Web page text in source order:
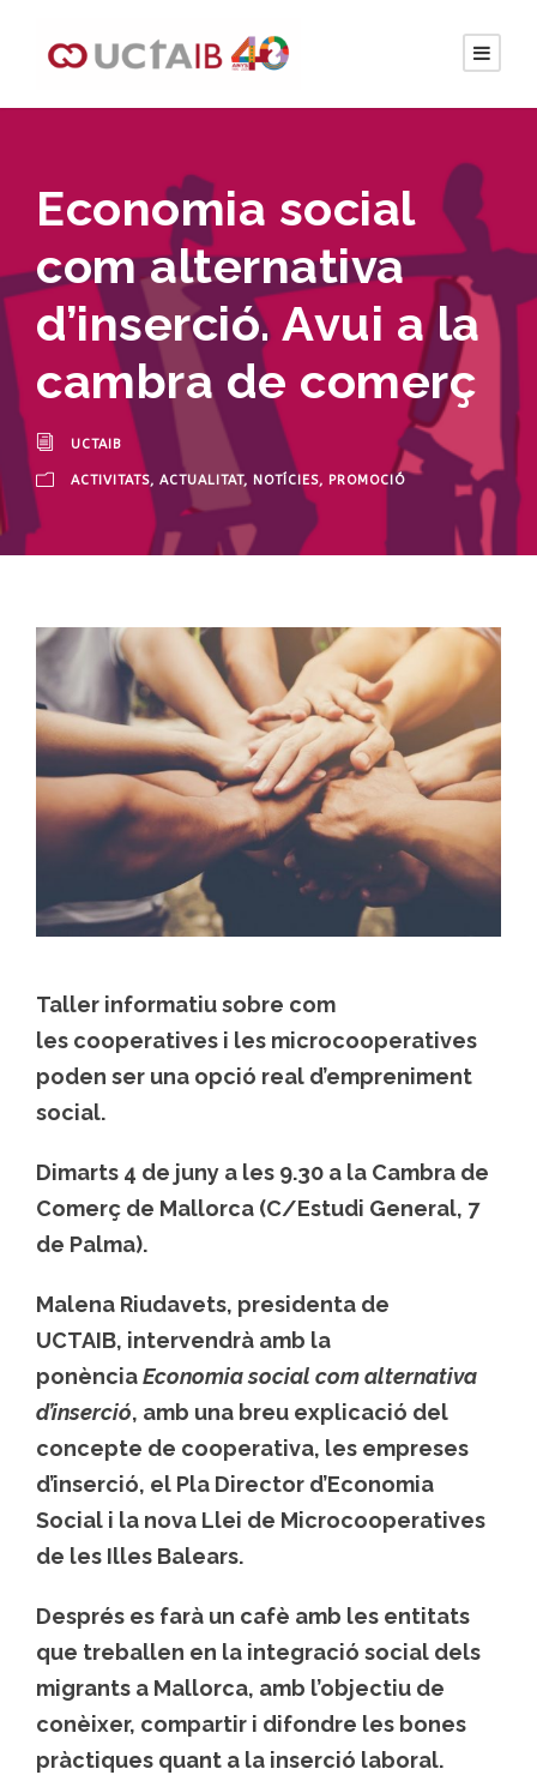
Economia social
com alternativa
d’inserció. Avui a la
cambra de comerç
UCTAIB
ACTIVITATS, ACTUALITAT, NOTÍCIES, PROMOCIÓ
Taller informatiu sobre com
les cooperatives i les microcooperatives
poden ser una opció real d’empreniment
social.
Dimarts 4 de juny a les 9.30 a la Cambra de
Comerç de Mallorca (C/Estudi General, 7
de Palma).
Malena Riudavets, presidenta de
UCTAIB, intervendrà amb la
ponènciaEconomia social com alternativa
d’inserció, amb una breu explicació del
concepte de cooperativa, les empreses
d’inserció, el Pla Director d’Economia
Social i la nova Llei de Microcooperatives
de les Illes Balears.
Després es farà un cafè amb les entitats
que treballen en la integració social dels
migrants a Mallorca, amb l’objectiu de
conèixer, compartir i difondre les bones
pràctiques quant a la inserció laboral.